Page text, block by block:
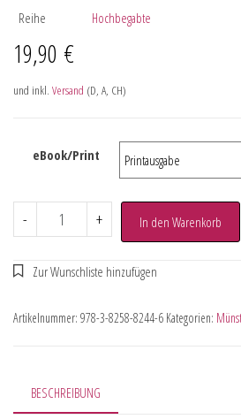
Reihe
Hochbegabte
19,90 €
und inkl. Versand (D, A, CH)
eBook/Print
- + In den Warenkorb
Artikelnummer: 978-3-8258-8244-6 Kategorien:
BESCHREIBUNG